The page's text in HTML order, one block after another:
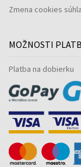
Zmena cookies
MOŽNOSTI
Platba na dobierku